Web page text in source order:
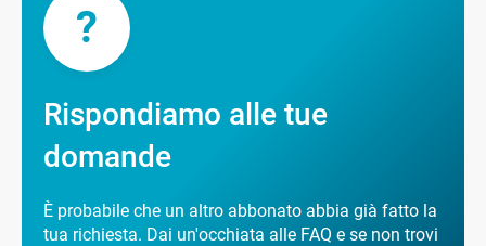
?
Rispondiamo alle tue
domande
È probabile che un altro abbonato abbia già fatto la
tua richiesta. Dai un'occhiata alle FAQ e se non trovi